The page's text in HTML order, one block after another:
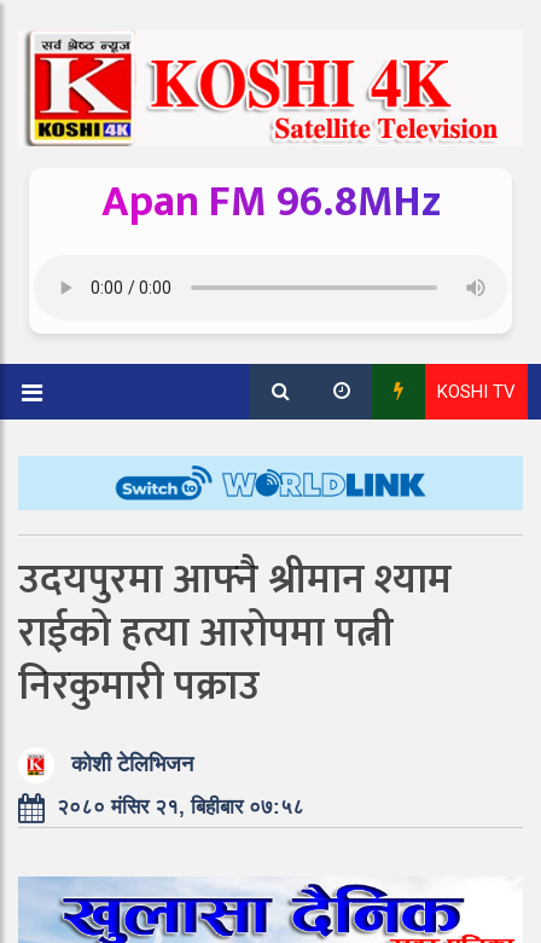
Apan FM 96.8MHz
KOSHI TV
उदयपुरमा आफ्नै श्रीमान श्याम
राईको हत्या आरोपमा पत्नी
निरकुमारी पक्राउ
कोशी टेलिभिजन
२०८० मंसिर २१, बिहीबार ०७:५८